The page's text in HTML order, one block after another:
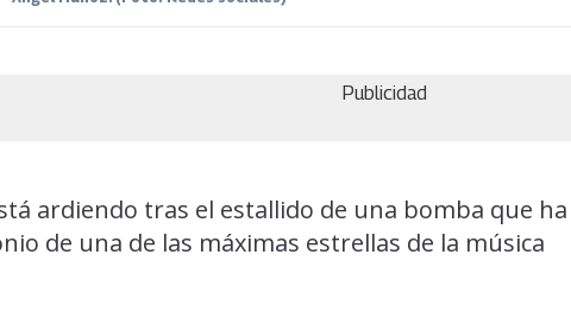
Publicidad
ardiendo tras el estallido de una bomba que ha
de una de las máximas estrellas de la música